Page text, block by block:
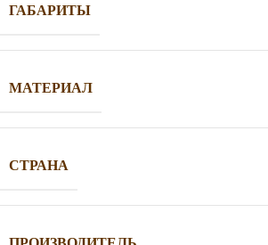
ГАБАРИТЫ
МАТЕРИАЛ
СТРАНА